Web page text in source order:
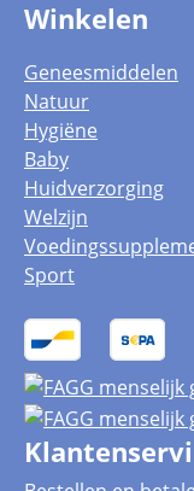
Winkelen
Geneesmiddelen
Natuur
Hygiëne
Baby
Huidverzorging
Welzijn
Sport